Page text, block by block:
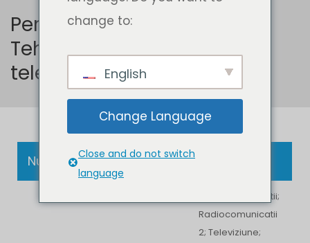
Personal – Specializarea
Tehnologii si sisteme de
telecomunicatii
Nume Cursuri
Radiocomunicatii;
Radiocomunicatii
2; Televiziune;
change to:
English
Change Language
Close and do not switch
language